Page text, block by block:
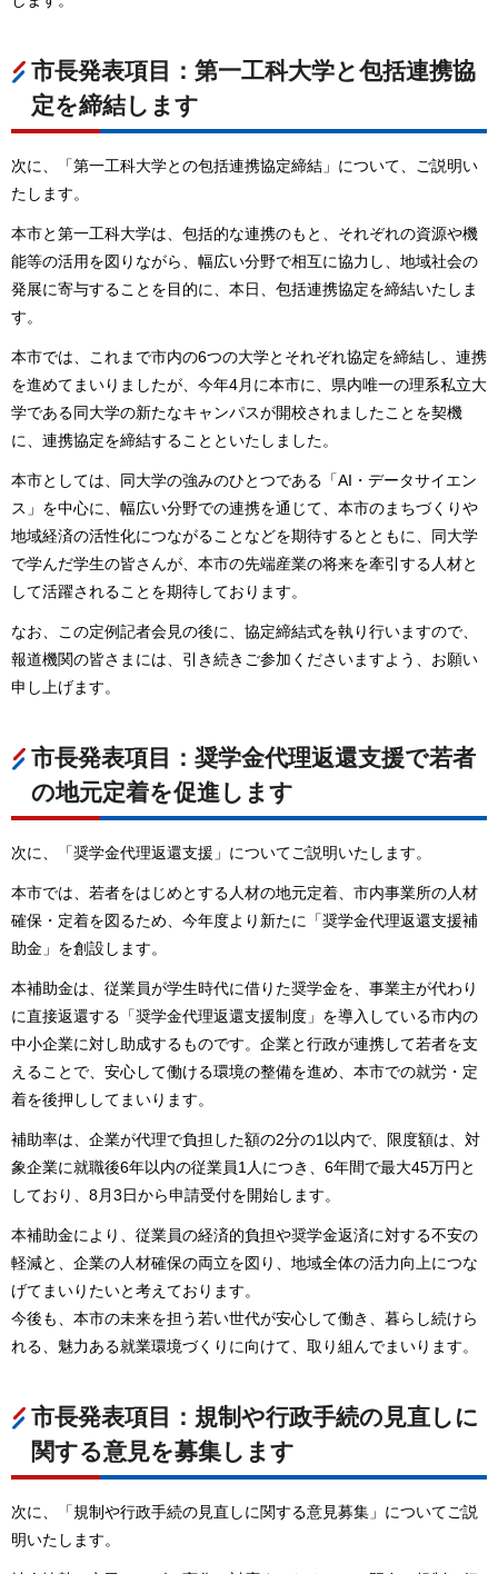
市長発表項目：第一工科大学と包括連携協
定を締結します
次に、「第一工科大学との包括連携協定締結」について、ご説明い
たします。
本市と第一工科大学は、包括的な連携のもと、それぞれの資源や機
能等の活用を図りながら、幅広い分野で相互に協力し、地域社会の
発展に寄与することを目的に、本日、包括連携協定を締結いたしま
す。
本市では、これまで市内の6つの大学とそれぞれ協定を締結し、連携
を進めてまいりましたが、今年4月に本市に、県内唯一の理系私立大
学である同大学の新たなキャンパスが開校されましたことを契機
に、連携協定を締結することといたしました。
本市としては、同大学の強みのひとつである「AI・データサイエン
ス」を中心に、幅広い分野での連携を通じて、本市のまちづくりや
地域経済の活性化につながることなどを期待するとともに、同大学
で学んだ学生の皆さんが、本市の先端産業の将来を牽引する人材と
して活躍されることを期待しております。
なお、この定例記者会見の後に、協定締結式を執り行いますので、
報道機関の皆さまには、引き続きご参加くださいますよう、お願い
申し上げます。
市長発表項目：奨学金代理返還支援で若者
の地元定着を促進します
次に、「奨学金代理返還支援」についてご説明いたします。
本市では、若者をはじめとする人材の地元定着、市内事業所の人材
確保・定着を図るため、今年度より新たに「奨学金代理返還支援補
助金」を創設します。
本補助金は、従業員が学生時代に借りた奨学金を、事業主が代わり
に直接返還する「奨学金代理返還支援制度」を導入している市内の
中小企業に対し助成するものです。企業と行政が連携して若者を支
えることで、安心して働ける環境の整備を進め、本市での就労・定
着を後押ししてまいります。
補助率は、企業が代理で負担した額の2分の1以内で、限度額は、対
象企業に就職後6年以内の従業員1人につき、6年間で最大45万円と
しており、8月3日から申請受付を開始します。
本補助金により、従業員の経済的負担や奨学金返済に対する不安の
軽減と、企業の人材確保の両立を図り、地域全体の活力向上につな
げてまいりたいと考えております。
今後も、本市の未来を担う若い世代が安心して働き、暮らし続けら
れる、魅力ある就業環境づくりに向けて、取り組んでまいります。
市長発表項目：規制や行政手続の見直しに
関する意見を募集します
次に、「規制や行政手続の見直しに関する意見募集」についてご説
明いたします。